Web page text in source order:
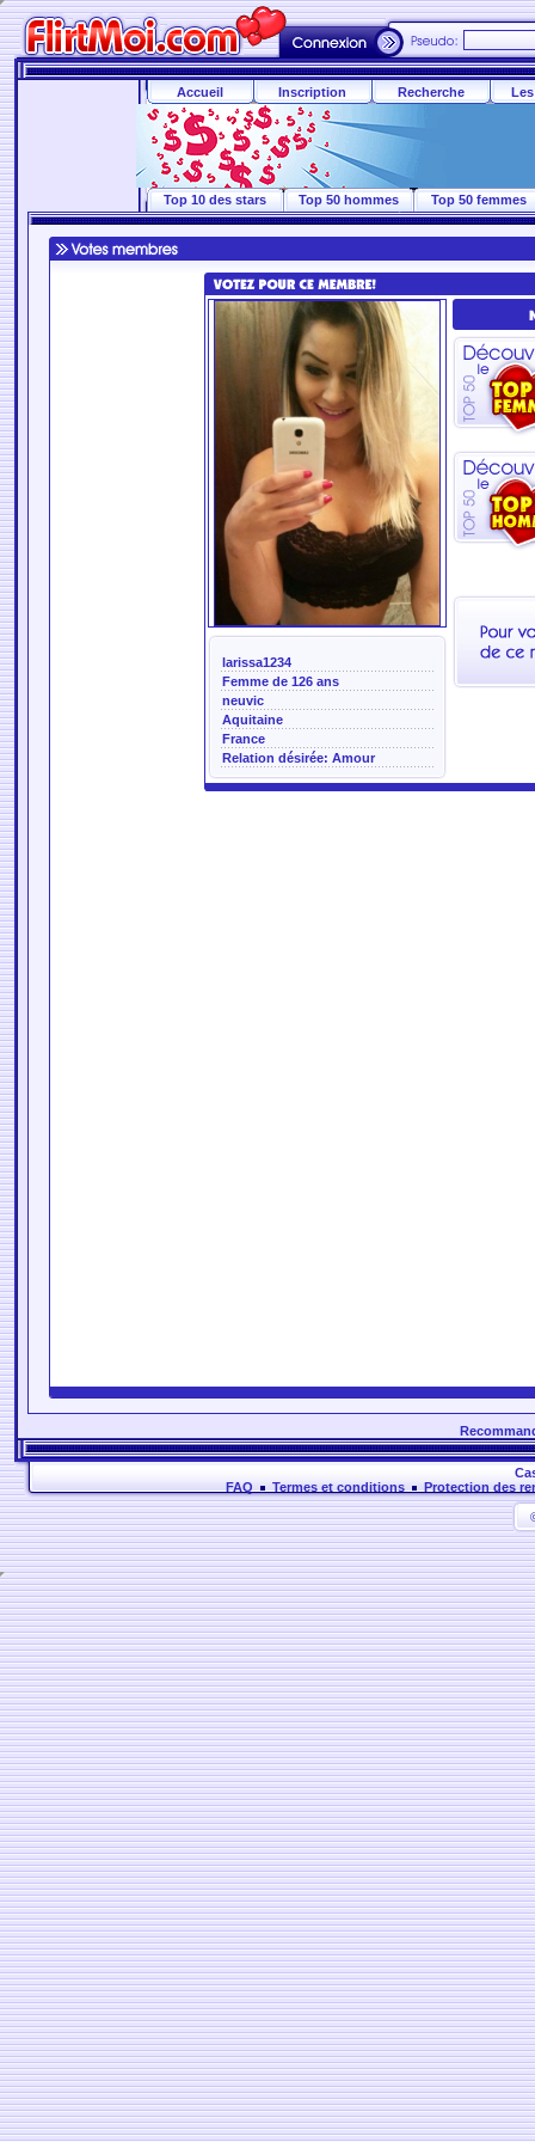
Accueil Inscription Recherche
Top 10 des stars Top 50 hommes Top 50 femmes
larissa1234
Femme de 126 ans
neuvic
Aquitaine
France
Relation désirée: Amour
FAQ
Termes et conditions Protection des